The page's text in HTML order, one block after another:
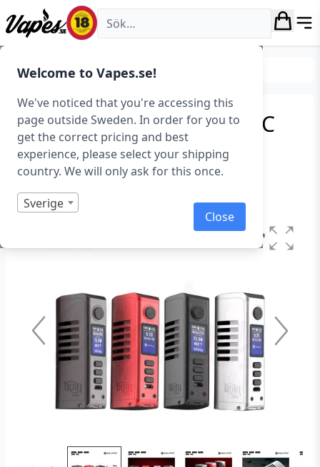
Welcome to Vapes.se!
We've noticed that you're accessing this
page outside Sweden. In order for you to
get the correct pricing and best
experience, please select your shipping
country. We will only ask for this once.
Sverige
Close
Vapes.se
Tillverkare Dovpo
Dovpo Odin Mini DNA75C
Mod (75 W)
Art.nr: 39394
Slut i lager